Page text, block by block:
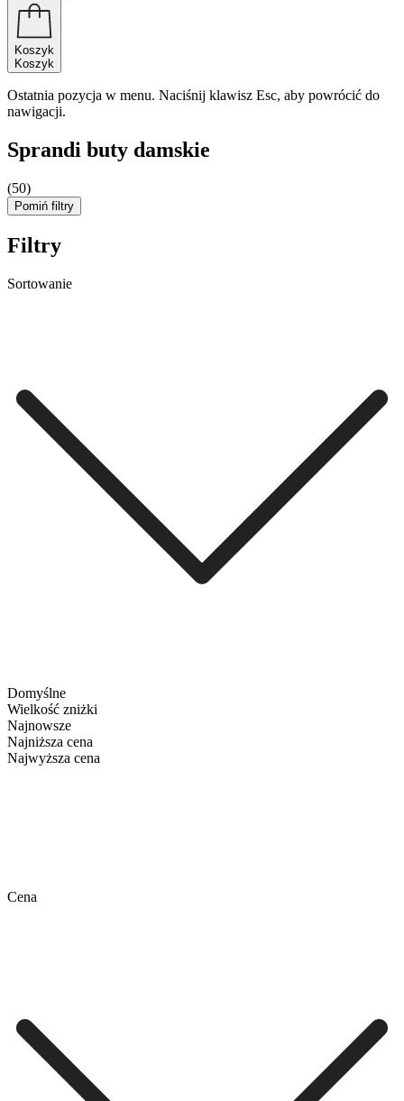
Koszyk
Koszyk
Ostatnia pozycja w menu. Naciśnij klawisz Esc, aby powrócić do
nawigacji.
Sprandi buty damskie
(50)
Pomiń filtry
Filtry
Sortowanie
Domyślne
Wielkość zniżki
Najnowsze
Najniższa cena
Najwyższa cena
Cena